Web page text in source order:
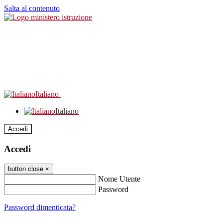
Salta al contenuto
Italiano
Italiano
Accedi
Accedi
button close ×
Nome Utente
Password
Password dimenticata?